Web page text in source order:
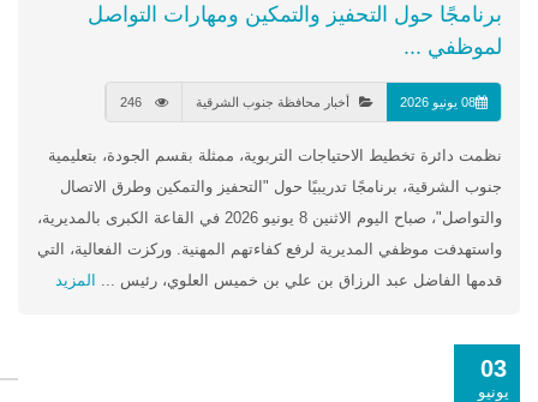
برنامجًا حول التحفيز والتمكين ومهارات التواصل
لموظفي ...
08 يونيو 2026 أخبار محافظة جنوب الشرقية
نظمت دائرة تخطيط الاحتياجات التربوية، ممثلة بقسم الجودة، بتعليمية
جنوب الشرقية، برنامجًا تدريبيًا حول "التحفيز والتمكين وطرق الاتصال
والتواصل"، صباح اليوم الاثنين 8 يونيو 2026 في القاعة الكبرى بالمديرية،
واستهدفت موظفي المديرية لرفع كفاءتهم المهنية. وركزت الفعالية، التي
قدمها الفاضل عبد الرزاق بن علي بن خميس العلوي، رئيس ... المزيد
03
يونيو